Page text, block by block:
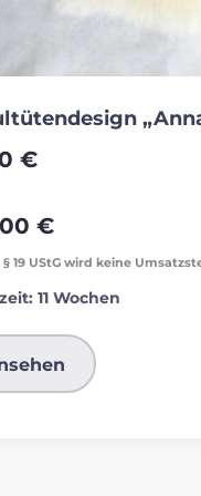
€
€
§ 19 UStG wird keine
11 Wochen